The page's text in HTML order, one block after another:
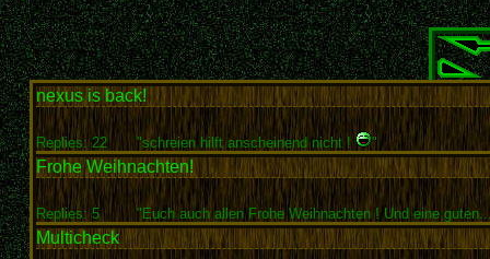
nexus is back!
Replies: 22 "schreien hilft anscheinend nicht ! "
Frohe Weihnachten!
Replies: 5 "Euch auch allen Frohe Weihnachten ! Und eine
Multicheck